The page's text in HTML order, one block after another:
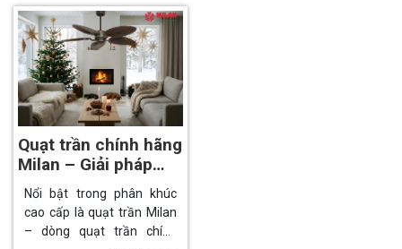
Quạt trần chính hãng
Milan – Giải pháp
làm mát và trang trí
đẳng cấp
Nổi bật trong phân khúc
cao cấp là quạt trần Milan
– dòng quạt trần chính